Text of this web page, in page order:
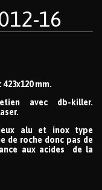
16
mm.
avec db-killer.
alu et inox type
de roche donc pas de
aux acides de la